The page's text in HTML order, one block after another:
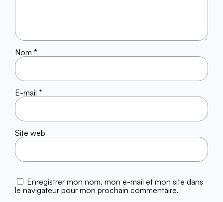
Nom *
E-mail *
Site web
Enregistrer mon nom, mon e-mail et mon site dans
le navigateur pour mon prochain commentaire.